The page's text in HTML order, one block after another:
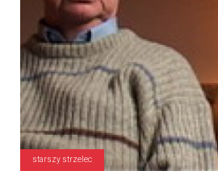
starszy strzelec